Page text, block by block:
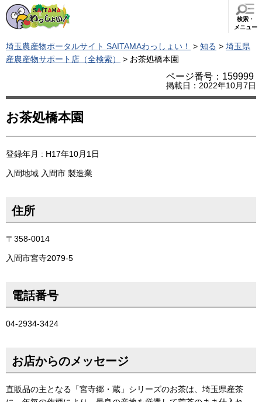
検索・
メニュー
埼玉農産物ポータルサイト SAITAMAわっしょい！ > 知る > 埼玉県
産農産物サポート店（全検索）
> お茶処橋本園
ページ番号：159999
掲載日：2022年10月7日
お茶処橋本園
登録年月 : H17年10月1日
入間地域 入間市 製造業
住所
〒358-0014
入間市宮寺2079-5
電話番号
04-2934-3424
お店からのメッセージ
直販品の主となる「宮寺郷・蔵」シリーズのお茶は、埼玉県産茶